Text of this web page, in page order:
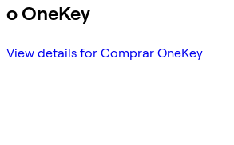
o OneKey
View details for Comprar OneKey